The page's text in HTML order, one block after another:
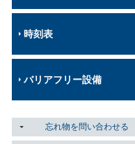
時刻表
バリアフリー設備
忘れ物を問い合わせる